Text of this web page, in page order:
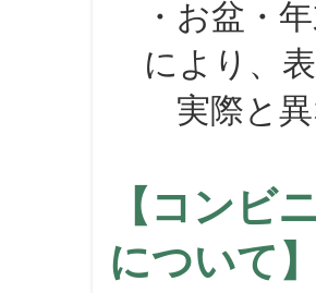
・お盆・年
により、
実際と異
【コンビ
について